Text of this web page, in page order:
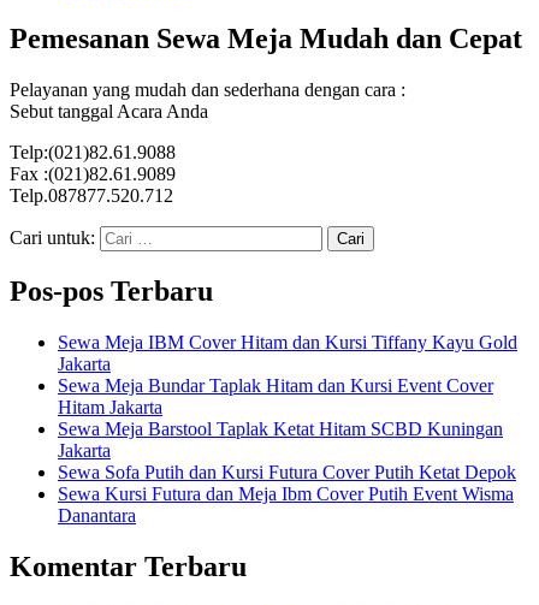
Pemesanan Sewa Meja Mudah dan Cepat
Pelayanan yang mudah dan sederhana dengan cara :
Sebut tanggal Acara Anda
Telp:(021)82.61.9088
Fax :(021)82.61.9089
Telp.087877.520.712
Cari untuk:
Pos-pos Terbaru
Sewa Meja IBM Cover Hitam dan Kursi Tiffany Kayu Gold
Jakarta
Sewa Meja Bundar Taplak Hitam dan Kursi Event Cover
Hitam Jakarta
Sewa Meja Barstool Taplak Ketat Hitam SCBD Kuningan
Jakarta
Sewa Sofa Putih dan Kursi Futura Cover Putih Ketat Depok
Sewa Kursi Futura dan Meja Ibm Cover Putih Event Wisma
Danantara
Komentar Terbaru